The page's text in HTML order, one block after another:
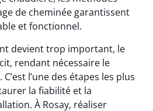
de cheminée garantissent
et fonctionnel.
devient trop important, le
rendant nécessaire le
l’une des étapes les plus
la fiabilité et la
À Rosay, réaliser